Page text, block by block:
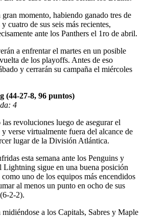
momento, habiendo ganado tres de
cuatro de sus seis más recientes,
ante los Panthers el 1ro de abril.
a enfrentar el martes en un posible
de los playoffs. Antes de eso
y cerrarán su campaña el miércoles
(44-27-8, 96 puntos)
4
revoluciones luego de asegurar el
verse virtualmente fuera del alcance de
lugar de la División Atlántica.
esta semana ante los Penguins y
Lightning sigue en una buena posición
uno de los equipos más encendidos
al menos un punto en ocho de sus
2-2).
a los Capitals, Sabres y Maple